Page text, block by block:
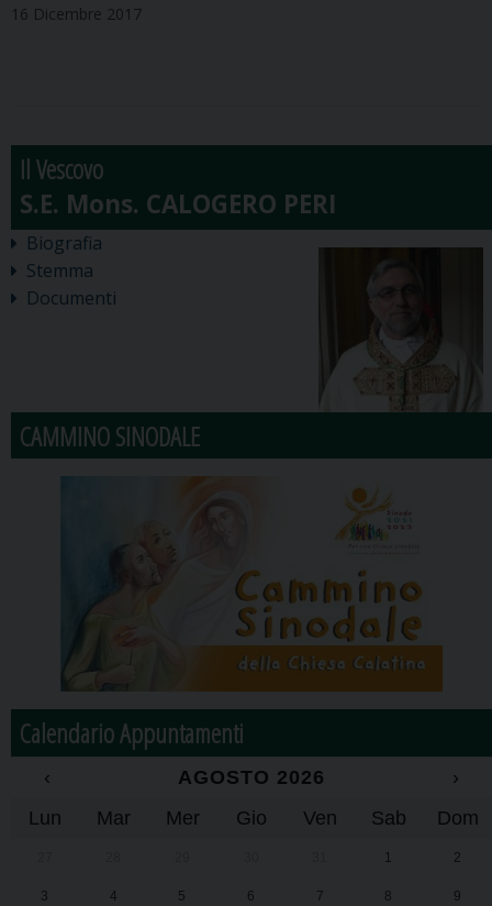
16 Dicembre 2017
Il Vescovo
Biografia
Stemma
Documenti
CAMMINO SINODALE
Calendario Appuntamenti
‹ AGOSTO 2026
›
Lun
Mar Mer Gio Ven Sab Dom
1 2
3 4 5 6 7 8 9